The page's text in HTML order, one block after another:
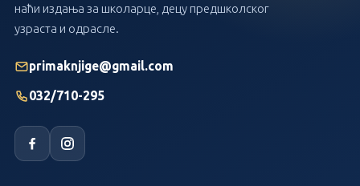
наћи издања за школарце, децу предшколског
узраста и одрасле.
primaknjige@gmail.com
032/710-295